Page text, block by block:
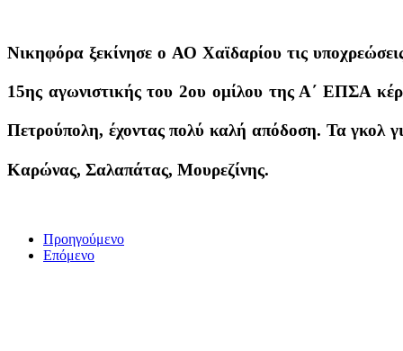
Νικηφόρα ξεκίνησε ο ΑΟ Χαϊδαρίου τις
15ης αγωνιστικής του 2ου ομίλου της Α΄ ΕΠΣΑ
Πετρούπολη, έχοντας πολύ καλή απόδοση. Τα γκολ
Καρώνας, Σαλαπάτας, Μουρεζίνης.
Προηγούμενο
Επόμενο